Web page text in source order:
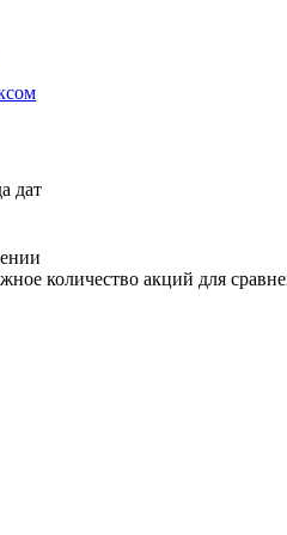
дат
количество акций для